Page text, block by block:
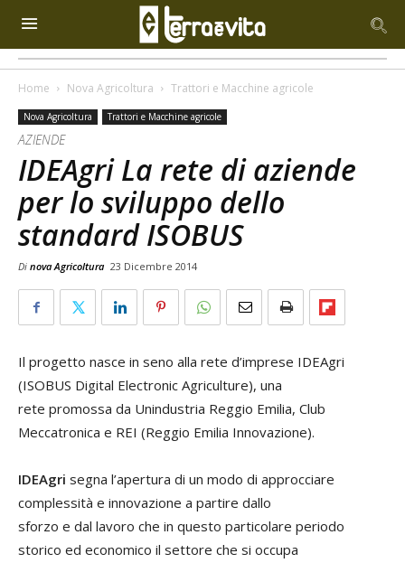
Home Nova Agricoltura Trattori e Macchine agricole
Nova Agricoltura Trattori e Macchine agricole
AZIENDE
IDEAgri La rete di aziende
per lo sviluppo dello
standard ISOBUS
Di nova Agricoltura 23 Dicembre 2014
Il progetto nasce in seno alla rete d’imprese IDEAgri
(ISOBUS Digital Electronic Agriculture), una
rete promossa da Unindustria Reggio Emilia, Club
Meccatronica e REI (Reggio Emilia Innovazione).
IDEAgri segna l’apertura di un modo di approcciare
complessità e innovazione a partire dallo
sforzo e dal lavoro che in questo particolare periodo
storico ed economico il settore che si occupa